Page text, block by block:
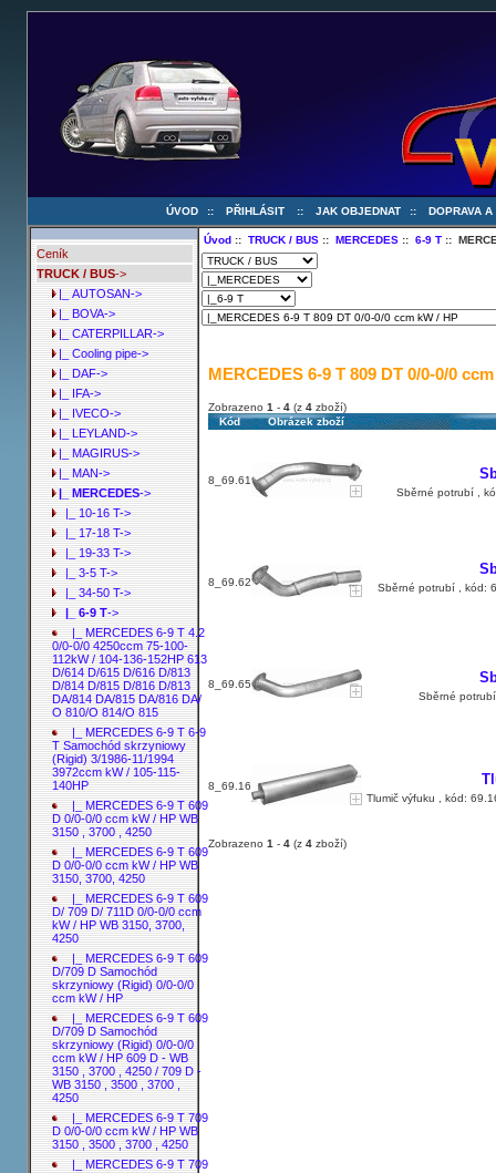
ÚVOD :: PŘIHLÁSIT :: JAK OBJEDNAT :: DOPRAVA A
Ceník
TRUCK / BUS->
|_ AUTOSAN->
|_ BOVA->
|_ CATERPILLAR->
|_ Cooling pipe->
|_ DAF->
|_ IFA->
|_ IVECO->
|_ LEYLAND->
|_ MAGIRUS->
|_ MAN->
|_ MERCEDES->
|_ 10-16 T->
|_ 17-18 T->
|_ 19-33 T->
|_ 3-5 T->
|_ 34-50 T->
|_ 6-9 T->
|_ MERCEDES 6-9 T 4.2
0/0-0/0 4250ccm 75-100-
112kW / 104-136-152HP 613
D/614 D/615 D/616 D/813
D/814 D/815 D/816 D/813
DA/814 DA/815 DA/816 DA/
O 810/O 814/O 815
|_ MERCEDES 6-9 T 6-9
T Samochód skrzyniowy
(Rigid) 3/1986-11/1994
3972ccm kW / 105-115-
140HP
|_ MERCEDES 6-9 T 609
D 0/0-0/0 ccm kW / HP WB
3150 , 3700 , 4250
|_ MERCEDES 6-9 T 609
D 0/0-0/0 ccm kW / HP WB
3150, 3700, 4250
|_ MERCEDES 6-9 T 609
D/ 709 D/ 711D 0/0-0/0 ccm
kW / HP WB 3150, 3700,
4250
|_ MERCEDES 6-9 T 609
D/709 D Samochód
skrzyniowy (Rigid) 0/0-0/0
ccm kW / HP
|_ MERCEDES 6-9 T 609
D/709 D Samochód
skrzyniowy (Rigid) 0/0-0/0
ccm kW / HP 609 D - WB
3150 , 3700 , 4250 / 709 D -
WB 3150 , 3500 , 3700 ,
4250
|_ MERCEDES 6-9 T 709
D 0/0-0/0 ccm kW / HP WB
3150 , 3500 , 3700 , 4250
|_ MERCEDES 6-9 T 709
Úvod ::TRUCK / BUS ::MERCEDES ::6-9 T ::
MERCEDES 6-9 T 809 DT 0/0-0/0
Zobrazeno 1 - 4(z 4zboží)
Kód
Obrázek zboží
8_69.61
Sběrné potrubí ,
8_69.62
Sběrné potrubí , kód:
8_69.65
Sběrné
8_69.16
Tlumič výfuku , kód:
Zobrazeno 1 - 4(z 4zboží)